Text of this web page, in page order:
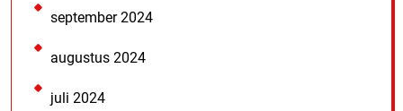
september 2024
augustus 2024
juli 2024